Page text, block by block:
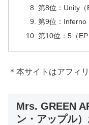
第8位：Unity（
第9位：Inferno
第10位：5（EP
＊本サイトはアフィ
Mrs. GREEN
ン・アップル